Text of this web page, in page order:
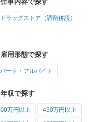
事内容で探す
ドラッグストア（調剤併設）
用形態で探す
パート・アルバイト
収で探す
万円以上 450万円以上